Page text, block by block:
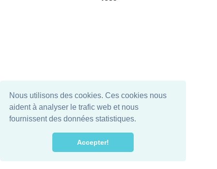
Nous utilisons des cookies. Ces cookies nous
aident à analyser le trafic web et nous
fournissent des données statistiques.
Accepter!